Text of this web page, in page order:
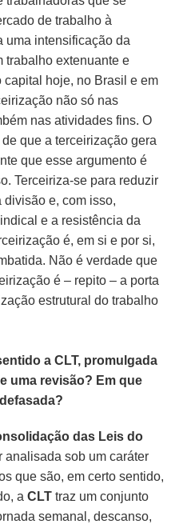
de trabalho à
uma intensificação da
trabalho extenuante e
hoje, no Brasil e em
não só nas
nas atividades fins. O
que a terceirização gera
que esse argumento é
Terceiriza-se para reduzir
divisão e, com isso,
e a resistência da
é, em si e por si,
Não é verdade que
é – repito – a porta
estrutural do trabalho
a CLT, promulgada
uma revisão? Em que
das Leis do
analisada sob um caráter
que são, em certo sentido,
aCLTtraz um conjunto
semanal, descanso,